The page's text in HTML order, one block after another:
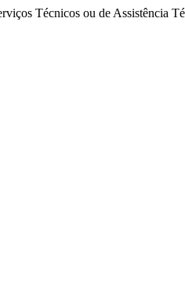
Técnicos ou de Assistência